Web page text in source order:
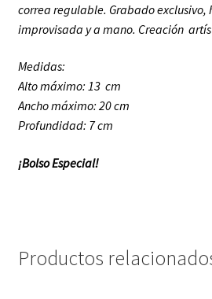
correa regulable. Grabado exclusivo,
improvisada y a mano. Creación
Medidas:
Alto máximo: 13 cm
Ancho máximo: 20 cm
Profundidad: 7 cm
¡Bolso Especial!
Productos